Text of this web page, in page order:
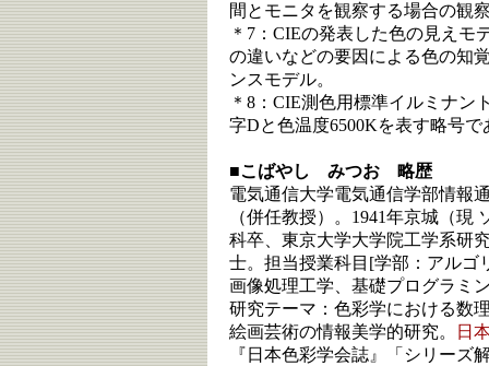
間とモニタを観察する場合の観
＊7：CIEの発表した色の見えモ
の違いなどの要因による色の知
ンスモデル。
＊8：CIE測色用標準イルミナン
字Dと色温度6500Kを表す略号で
■こばやし みつお 略歴
電気通信大学電気通信学部情報
（併任教授）。1941年京城（
科卒、東京大学大学院工学系研
士。担当授業科目[学部：アルゴ
画像処理工学、基礎プログラミ
研究テーマ：色彩学における数
絵画芸術の情報美学的研究。
日
『日本色彩学会誌』「シリーズ